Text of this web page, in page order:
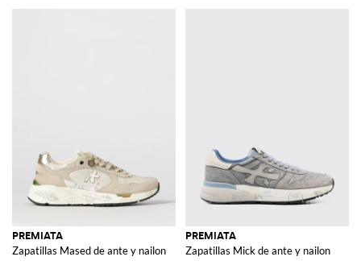
PREMIATA
Zapatillas Mased de ante y nailon
PREMIATA
Zapatillas Mick de ante y nailon